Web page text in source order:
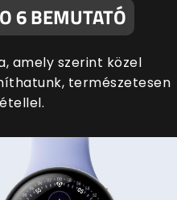
6 BEMUTATÓ
amely szerint közel
természetesen